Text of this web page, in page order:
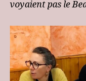
voyaient pas le